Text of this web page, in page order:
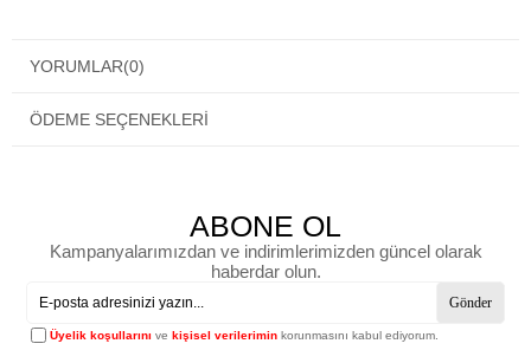
YORUMLAR(0)
ÖDEME SEÇENEKLERI
ABONE OL
Kampanyalarımızdan ve indirimlerimizden güncel olarak
haberdar olun.
Gönder
Üyelik koşullarını vekişisel verilerimin korunmasını kabul ediyorum.